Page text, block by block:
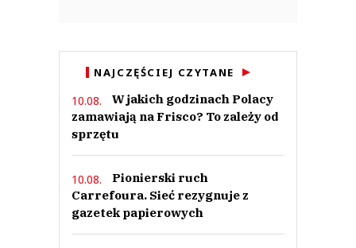
NAJCZĘŚCIEJ CZYTANE
10.08.
W jakich godzinach Polacy
zamawiają na Frisco? To zależy od
sprzętu
10.08.
Pionierski ruch
Carrefoura. Sieć rezygnuje z
gazetek papierowych